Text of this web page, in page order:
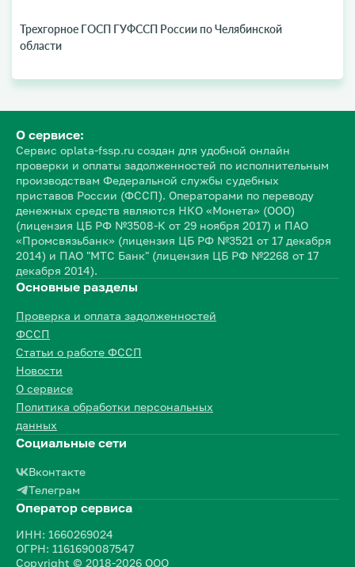
Трехгорное ГОСП ГУФССП России по Челябинской
области
О сервисе:
Сервис oplata-fssp.ru создан для удобной онлайн
проверки и оплаты задолженностей по исполнительным
производствам Федеральной службы судебных
приставов России (ФССП). Операторами по переводу
денежных средств являются НКО «Монета» (ООО)
(лицензия ЦБ РФ №3508-К от 29 ноября 2017) и ПАО
«Промсвязьбанк» (лицензия ЦБ РФ №3521 от 17 декабря
2014) и ПАО "МТС Банк" (лицензия ЦБ РФ №2268 от 17
декабря 2014).
Основные разделы
Проверка и оплата задолженностей
ФССП
Статьи о работе ФССП
Новости
О сервисе
Политика обработки персональных
данных
Социальные сети
Вконтакте
Телеграм
Оператор сервиса
ИНН: 1660269024
ОГРН: 1161690087547
Copyright © 2018-2026 ООО